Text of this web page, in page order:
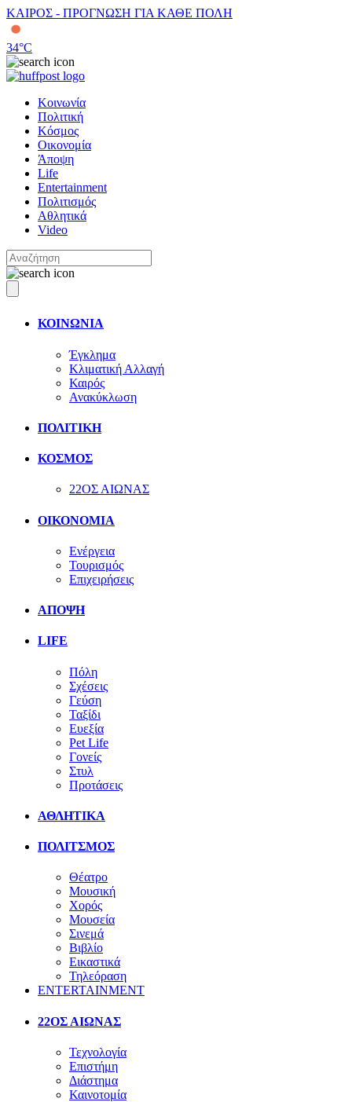
ΚΑΙΡΟΣ - ΠΡΟΓΝΩΣΗ ΓΙΑ ΚΑΘΕ ΠΟΛΗ
34°C
Κοινωνία
Πολιτική
Κόσμος
Οικονομία
Άποψη
Life
Entertainment
Πολιτισμός
Αθλητικά
Video
ΚΟΙΝΩΝΙΑ
Έγκλημα
Κλιματική Αλλαγή
Καιρός
Ανακύκλωση
ΠΟΛΙΤΙΚΗ
ΚΟΣΜΟΣ
22ΟΣ ΑΙΩΝΑΣ
ΟΙΚΟΝΟΜΙΑ
Ενέργεια
Τουρισμός
Επιχειρήσεις
ΑΠΟΨΗ
LIFE
Πόλη
Σχέσεις
Γεύση
Ταξίδι
Ευεξία
Pet Life
Γονείς
Στυλ
Προτάσεις
ΑΘΛΗΤΙΚΑ
ΠΟΛΙΤΣΜΟΣ
Θέατρο
Μουσική
Χορός
Μουσεία
Σινεμά
Βιβλίο
Εικαστικά
Τηλεόραση
ENTERTAINMENT
22ΟΣ ΑΙΩΝΑΣ
Τεχνολογία
Επιστήμη
Διάστημα
Καινοτομία